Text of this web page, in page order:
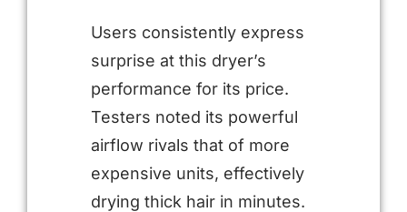
Users consistently express
surprise at this dryer’s
performance for its price.
Testers noted its powerful
airflow rivals that of more
expensive units, effectively
drying thick hair in minutes.